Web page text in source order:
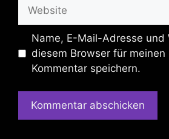
Name, E-Mail-Adresse und
diesem Browser für meinen
Kommentar speichern.